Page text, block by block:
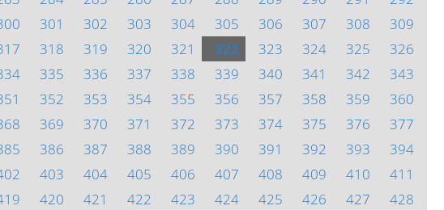
301 302 303 304 305 306 307 308
309
318 319 320 321 322 323 324 325
326
335 336 337 338 339 340 341 342
343
352 353 354 355 356 357 358 359
360
369 370 371 372 373 374 375 376
377
386 387 388 389 390 391 392 393
394
403 404 405 406 407 408 409 410
411
420 421 422 423 424 425 426 427
428